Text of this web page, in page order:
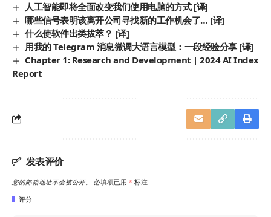
人工智能即将全面改变我们使用电脑的方式 [译]
哪些信号表明该离开公司寻找新的工作机会了… [译]
什么使软件出类拔萃？ [译]
用我的 Telegram 消息微调大语言模型：一段经验分享 [译]
Chapter 1: Research and Development | 2024 AI Index
Report
发表评价
您的邮箱地址不会被公开。 必填项已用 * 标注
评分